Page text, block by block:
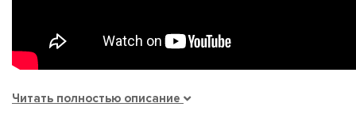
Читать полностью описание